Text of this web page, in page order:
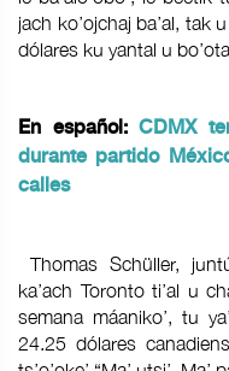
jach ko’ojchaj ba’al, tak
dólares ku yantal u
En español: CDMX
durante partido
calles
Thomas Schüller,
ka’ach Toronto ti’al u
semana máaniko’, tu
24.25 dólares